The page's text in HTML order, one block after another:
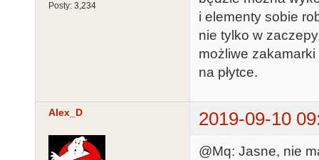
Posty: 3,234
i elementy sobie
nie tylko w
możliwe
na płytce.
Alex_D 2019-09-10
@Mq: Jasne, nie